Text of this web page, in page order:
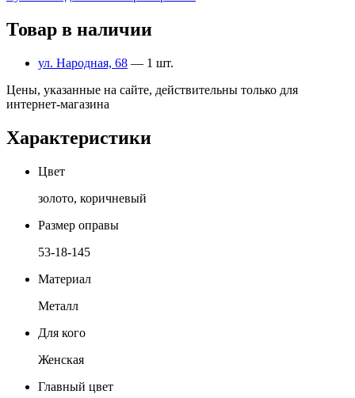
Товар в наличии
ул. Народная, 68 — 1 шт.
Цены, указанные на сайте, действительны только для
интернет-магазина
Характеристики
Цвет
золото, коричневый
Размер оправы
53-18-145
Материал
Металл
Для кого
Женская
Главный цвет